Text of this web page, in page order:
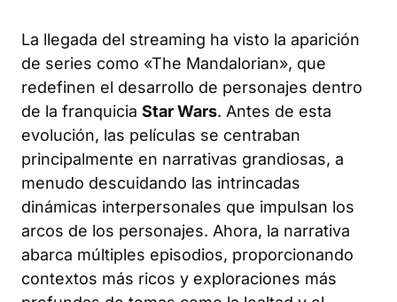
La llegada del streaming ha visto la aparición
de series como «The Mandalorian», que
redefinen el desarrollo de personajes dentro
de la franquicia Star Wars. Antes de esta
evolución, las películas se centraban
principalmente en narrativas grandiosas, a
menudo descuidando las intrincadas
dinámicas interpersonales que impulsan los
arcos de los personajes. Ahora, la narrativa
abarca múltiples episodios, proporcionando
contextos más ricos y exploraciones más